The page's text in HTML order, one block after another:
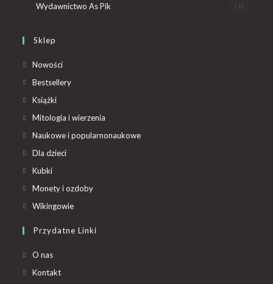
Wydawnictwo As Pik (1)
Sklep
Nowości
Bestsellery
Książki
Mitologia i wierzenia
Naukowe i popularnonaukowe
Dla dzieci
Kubki
Monety i ozdoby
Wikingowie
Przydatne Linki
O nas
Kontakt